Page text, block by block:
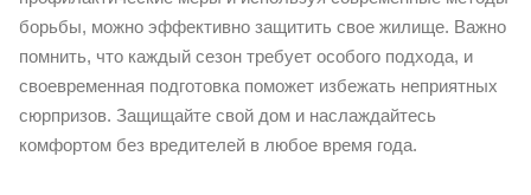
борьбы, можно эффективно защитить свое жилище. Важно
помнить, что каждый сезон требует особого подхода, и
своевременная подготовка поможет избежать неприятных
сюрпризов. Защищайте свой дом и наслаждайтесь
комфортом без вредителей в любое время года.